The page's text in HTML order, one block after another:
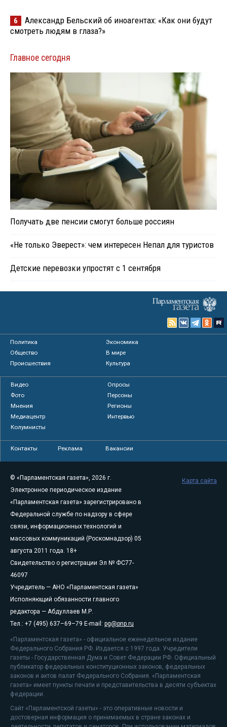
6
Александр Бельский об иноагентах: «Как они будут
смотреть людям в глаза?»
Главное сегодня
Получать две пенсии смогут больше россиян
«Не только Эверест»: чем интересен Непал для туристов
Детские перевозки упростят с 1 сентября
Политика
Экономика
Общество
В мире
Происшествия
Культура
Видео
Опросы
Фото
Персоны
Мнения
Регионы
Медиацентр
Интервью
Колумнисты
Контакты Реклама Вакансии
© «Парламентская газета», 2026 г.
Электронное периодическое издание
«Парламентская газета» зарегистрировано в
Федеральной службе по надзору в сфере
связи, информационных технологий и
массовых коммуникаций (Роскомнадзор) 05
августа 2011 года. 18+
Свидетельство о регистрации Эл № ФС77-
46097
Учредитель — АНО «Парламентская газета»
Исполняющий обязанности главного
редактора — Абдуллаев М.Р.
Тел.: +7 (495) 637–69–79 E-mail: pg@pnp.ru
«Парламентская газета» - официальное еженедельное издание
Федерального Собрания РФ. Издается с 1997 года. Учредители
газеты - Государственная Дума и Совет Федерации РФ. Официальный
публикатор федеральных конституционных законов, федеральных
законов и актов палат Федерального Собрания. «Парламентская
газета» имеет пункты печати и представительства в десяти субъектах
федерации.
Сайт «Парламентской газеты» - это оперативные новости и
достоверная информация о принимаемых в стране законах и
Карта сайта